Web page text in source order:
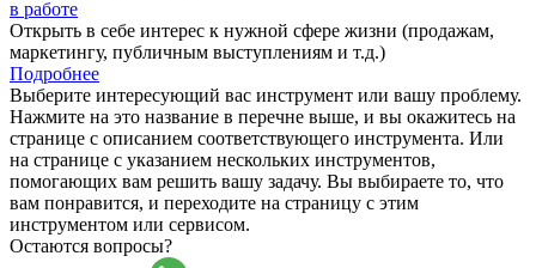
в работе
Открыть в себе интерес к нужной сфере жизни (продажам,
маркетингу, публичным выступлениям и т.д.)
Подробнее
Выберите интересующий вас инструмент или вашу проблему.
Нажмите на это название в перечне выше, и вы окажитесь на
странице с описанием соответствующего инструмента. Или
на странице с указанием нескольких инструментов,
помогающих вам решить вашу задачу. Вы выбираете то, что
вам понравится, и переходите на страницу с этим
инструментом или сервисом.
Остаются вопросы?